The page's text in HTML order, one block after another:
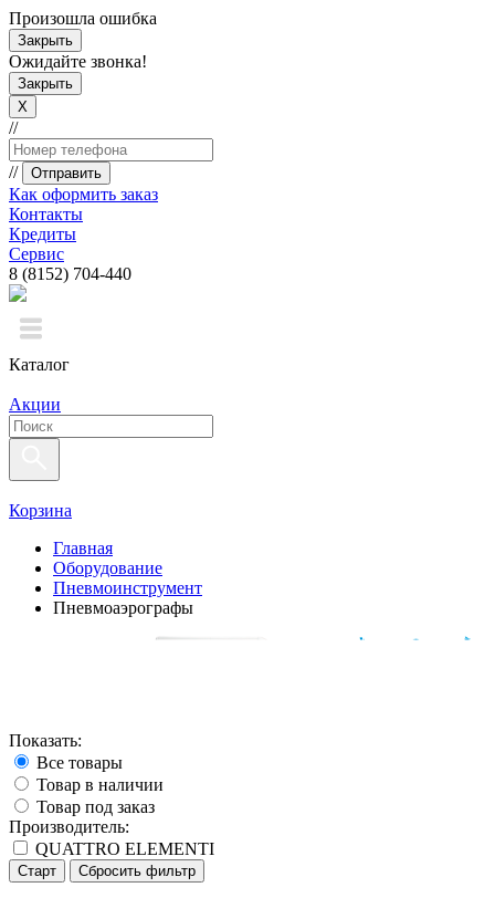
Произошла ошибка
Закрыть
Ожидайте звонка!
Закрыть
X
//
// Отправить
Как оформить заказ
Контакты
Кредиты
Сервис
8 (8152) 704-440
Каталог
Акции
Корзина
Главная
Оборудование
Пневмоинструмент
Пневмоаэрографы
Показать:
Все товары
Товар в наличии
Товар под заказ
Производитель:
QUATTRO ELEMENTI
Старт Сбросить фильтр